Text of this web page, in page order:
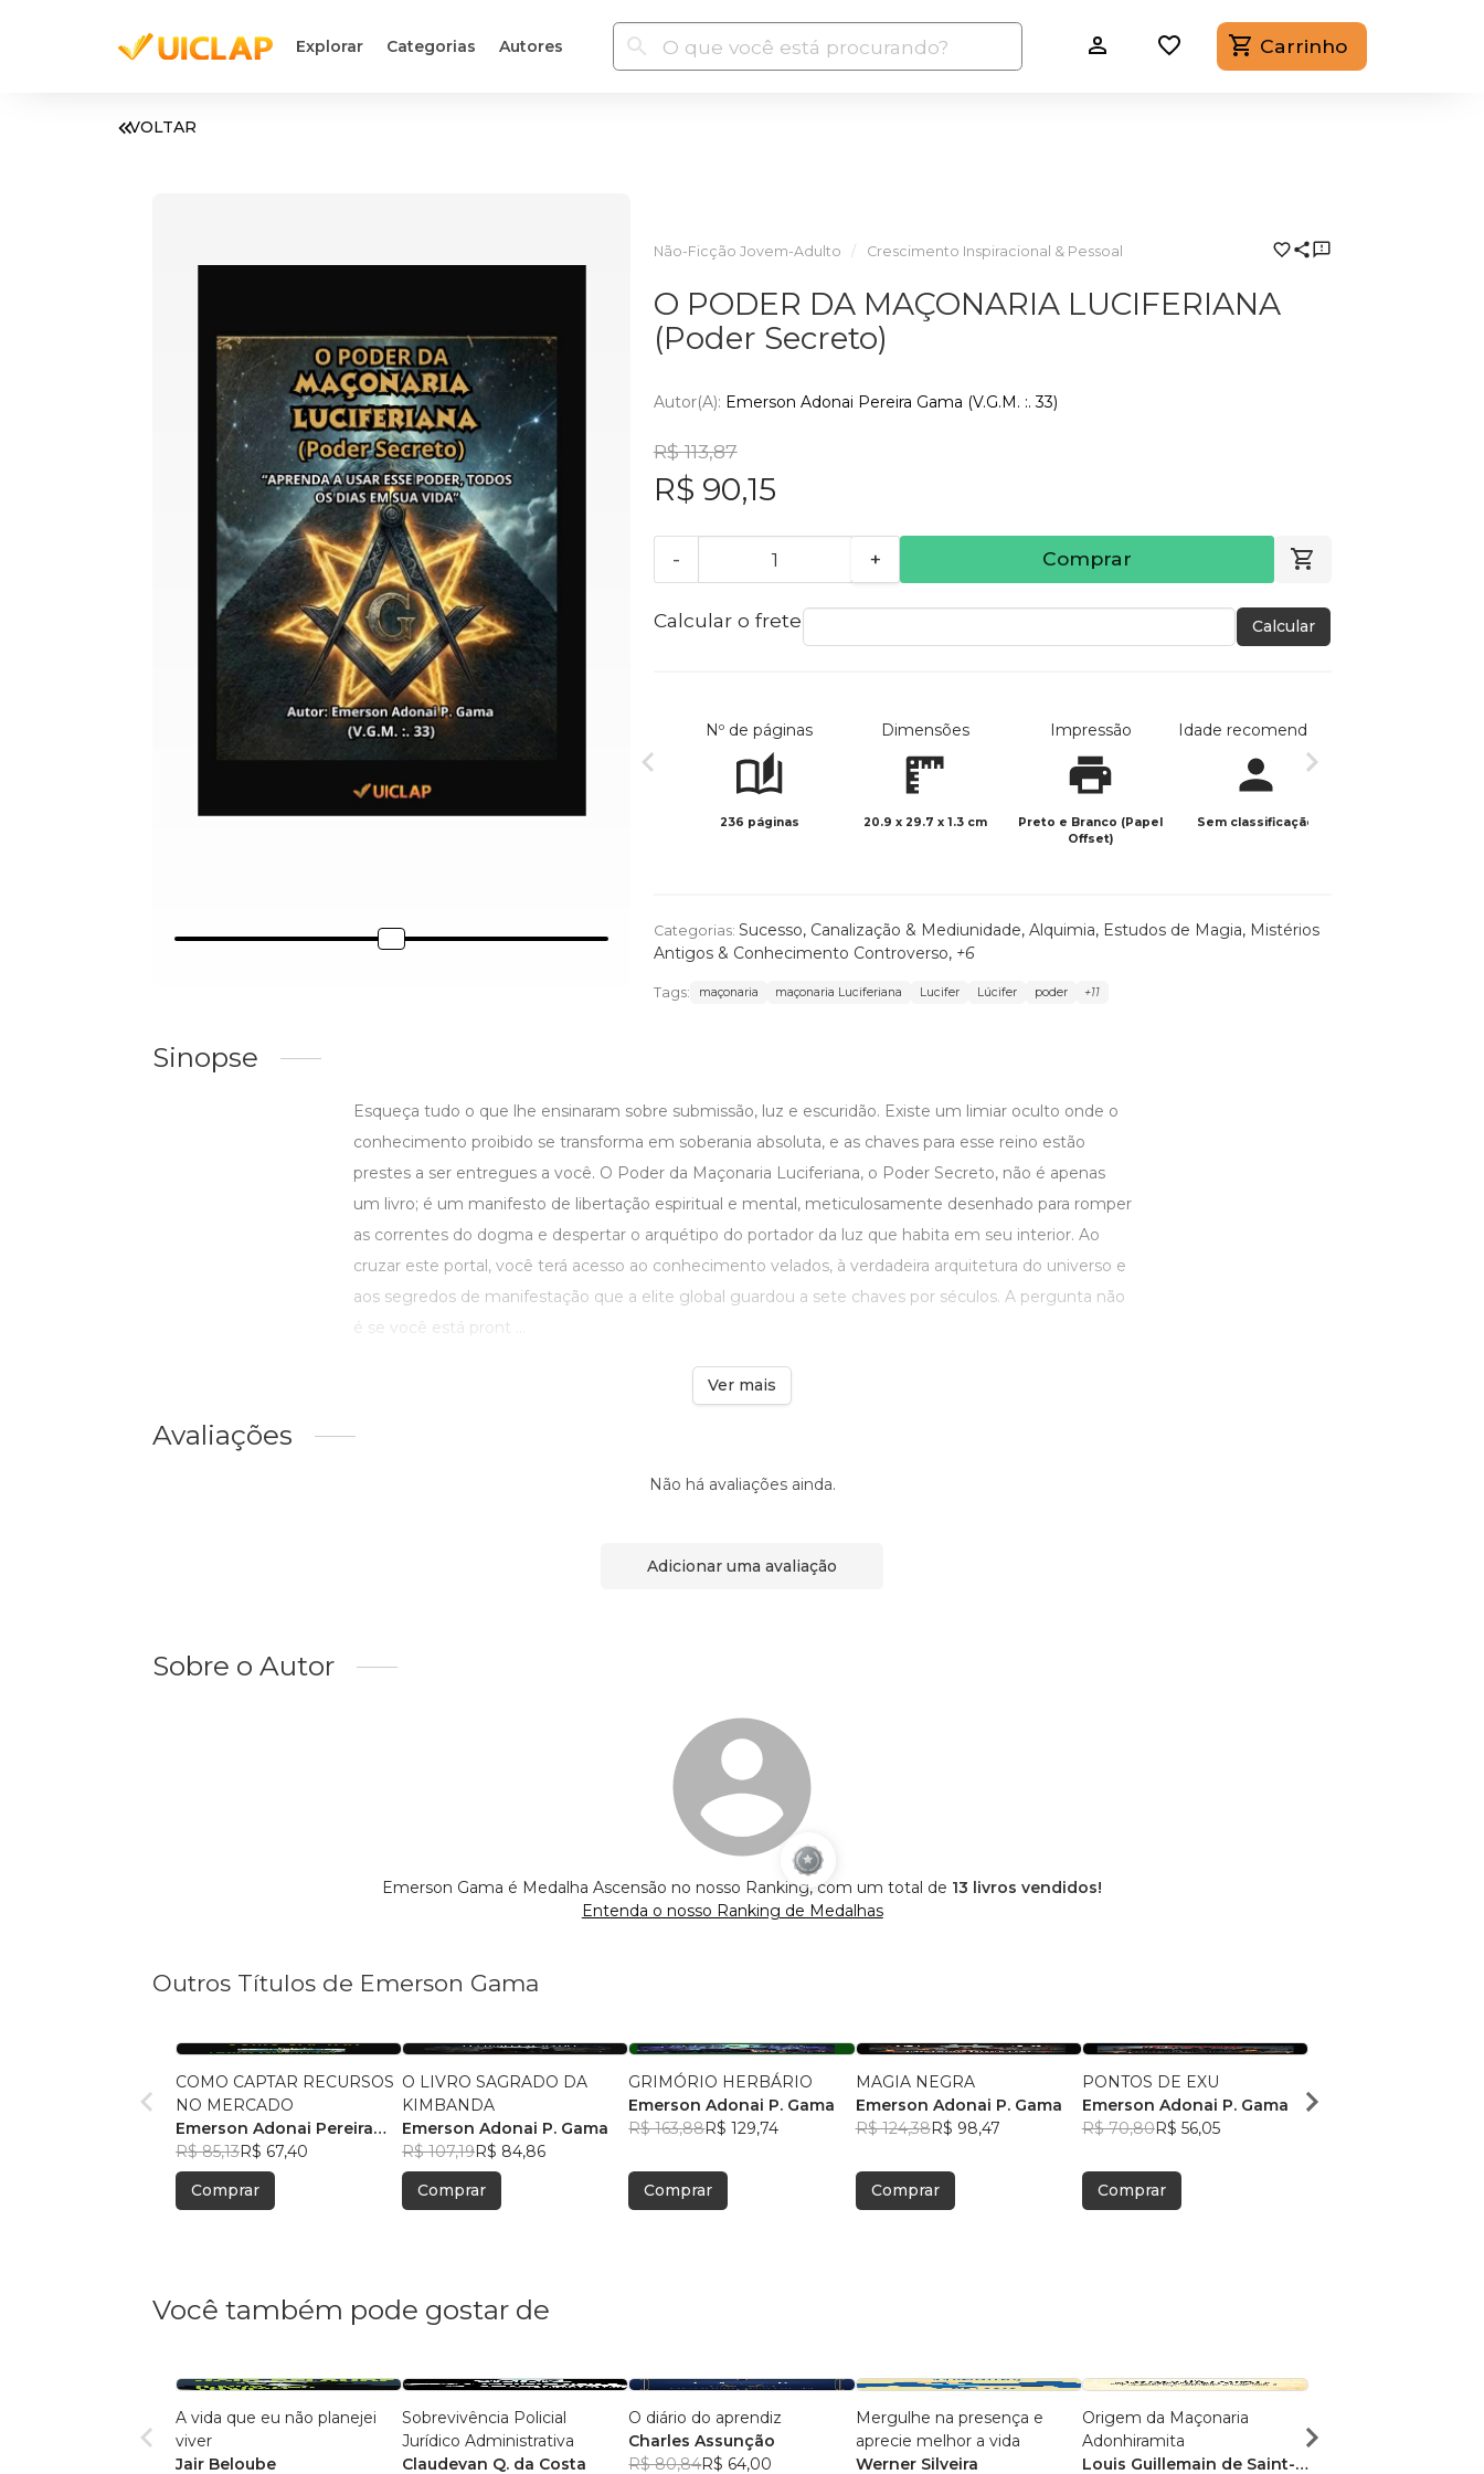
Explorar Categorias Autores Carrinho
VOLTAR
Não-Ficção Jovem-Adulto Crescimento Inspiracional & Pessoal
O PODER DA MAÇONARIA LUCIFERIANA
(Poder Secreto)
Autor(a): Emerson Adonai Pereira Gama (V.G.M. :. 33)
R$ 113,87
R$ 90,15
- + Comprar
Calcular o frete Calcular
Nº de páginas
236 páginas
Dimensões
20.9 x 29.7 x 1.3 cm
Impressão
Preto e Branco (Papel
Offset)
Idade recomendada
Sem classificação
Categorias: Sucesso, Canalização & Mediunidade, Alquimia, Estudos de Magia, Mistérios
Antigos & Conhecimento Controverso, +6
Tags: maçonaria maçonaria Luciferiana Lucifer Lúcifer poder +11
Sinopse
Esqueça tudo o que lhe ensinaram sobre submissão, luz e escuridão. Existe um limiar oculto onde o
conhecimento proibido se transforma em soberania absoluta, e as chaves para esse reino estão
prestes a ser entregues a você. O Poder da Maçonaria Luciferiana, o Poder Secreto, não é apenas
um livro; é um manifesto de libertação espiritual e mental, meticulosamente desenhado para romper
as correntes do dogma e despertar o arquétipo do portador da luz que habita em seu interior. Ao
cruzar este portal, você terá acesso ao conhecimento velados, à verdadeira arquitetura do universo e
aos segredos de manifestação que a elite global guardou a sete chaves por séculos. A pergunta não
é se você está pront ...
Ver mais
Avaliações
Não há avaliações ainda.
Adicionar uma avaliação
Sobre o Autor
Emerson Gama é Medalha Ascensão no nosso Ranking, com um total de 13 livros vendidos!
Entenda o nosso Ranking de Medalhas
Outros Títulos de Emerson Gama
COMO CAPTAR RECURSOS
NO MERCADO
Emerson Adonai Pereira
Gama
R$ 85,13R$ 67,40
Comprar
O LIVRO SAGRADO DA
KIMBANDA
Emerson Adonai P. Gama
R$ 107,19R$ 84,86
Comprar
GRIMÓRIO HERBÁRIO
Emerson Adonai P. Gama
R$ 163,88R$ 129,74
Comprar
MAGIA NEGRA
Emerson Adonai P. Gama
R$ 124,38R$ 98,47
Comprar
PONTOS DE EXU
Emerson Adonai P. Gama
R$ 70,80R$ 56,05
Comprar
E EXUS
Você também pode gostar de
A vida que eu não planejei
viver
Jair Beloube
Sobrevivência Policial
Jurídico Administrativa
Claudevan Q. da Costa
O diário do aprendiz
Charles Assunção
R$ 80,84R$ 64,00
Mergulhe na presença e
aprecie melhor a vida
Werner Silveira
Origem da Maçonaria
Adonhiramita
Louis Guillemain de Saint-
Negócios
Fabio Tamanho